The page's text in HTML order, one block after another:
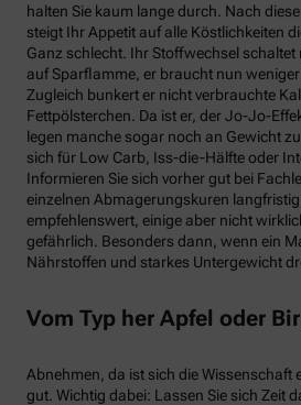
halten Sie kaum lange durch. Nach
steigt Ihr Appetit auf alle Köstlichkeiten
Ganz schlecht. Ihr Stoffwechsel
auf Sparflamme, er braucht nun weniger
Zugleich bunkert er nicht verbrauchte
Fettpölsterchen. Da ist er, der Jo-Jo-
legen manche sogar noch an Gewicht
sich für Low Carb, Iss-die-Hälfte oder
Informieren Sie sich vorher gut bei
einzelnen Abmagerungskuren
empfehlenswert, einige aber nicht
gefährlich. Besonders dann, wenn ein
Nährstoffen und starkes Untergewicht
Vom Typ her Apfel oder
Abnehmen, da ist sich die Wissenschaft
gut. Wichtig dabei: Lassen Sie sich Zeit